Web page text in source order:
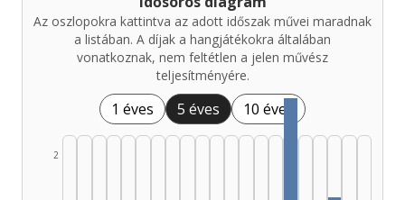
Az oszlopokra kattintva az adott időszak művei maradnak
a listában. A díjak a hangjátékokra általában
vonatkoznak, nem feltétlen a jelen művész
teljesítményére.
1 éves 5 éves 10 éves
2